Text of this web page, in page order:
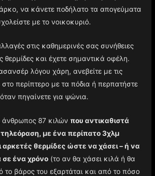
να κάνετε ποδήλατο τα απογεύματα
με το νοικοκυριό.
στις καθημερινές σας συνήθειες
θερμίδες και έχετε σημαντικά οφέλη.
λόγου χάρη, ανεβείτε με τις
περίπτερο με τα πόδια ή περπατήστε
πηγαίνετε για ψώνια.
άνθρωπος 87 κιλώνπου αντικαθιστά
με ένα περίπατο 3χλμ
αρκετές θερμίδες ώστε να χάσει – ή να
σε ένα χρόνο (το αν θα χάσει κιλά ή θα
το βάρος του εξαρτάται και από το πόσο